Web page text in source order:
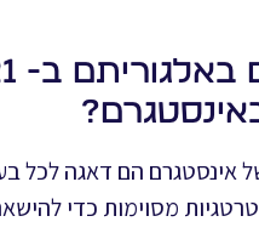
אינסטגרם הם דאגה לכל
מסוימות כדי